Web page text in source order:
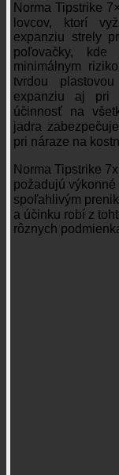
Norma Tipstrike
lovcov, ktorí
expanziu strely
poľovačky,
minimálnym
tvrdou
expanziu aj pri
účinnosť na
jadra
pri náraze na
Norma Tipstrike
požadujú
spoľahlivým
a účinku robí z
rôznych